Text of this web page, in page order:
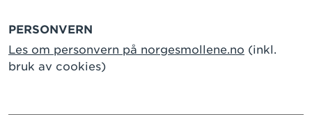
PERSONVERN
Les om personvern på norgesmollene.no (inkl.
bruk av cookies)